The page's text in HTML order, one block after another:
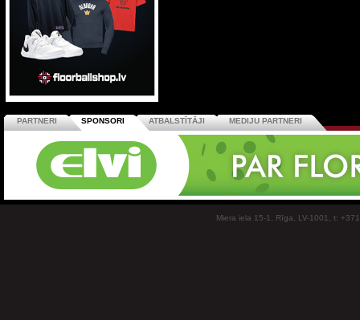
PARTNERI SPONSORI ATBALSTĪTĀJI MEDIJU PARTNERI
Miera iela 15-1, Rīga, LV-1001, t: